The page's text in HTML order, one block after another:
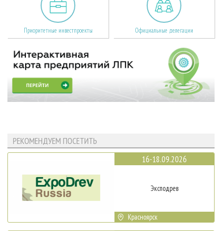
Приоритетные инвестпроекты Официальные делегации
РЕКОМЕНДУЕМ ПОСЕТИТЬ
16-18.09.2026
Эксподрев
Красноярск